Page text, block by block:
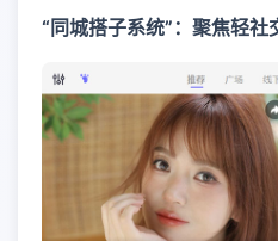
“同城搭子系统”：聚焦轻社